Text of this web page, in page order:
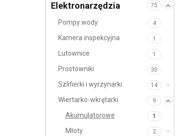
Elektronarzędzia 75
Pompy wody 4
Kamera inspekcyjna 1
Lutownice 1
Prostowniki 30
Szlifierki i wyrzynarki 14
Wiertarko-wkrętarki 9
Akumulatorowe 1
Młoty 2